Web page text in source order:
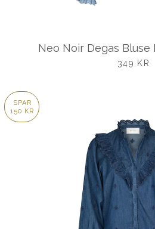
Neo Noir Degas Bluse
349 KR
SPAR
150 KR